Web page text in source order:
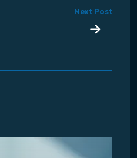
Next Post